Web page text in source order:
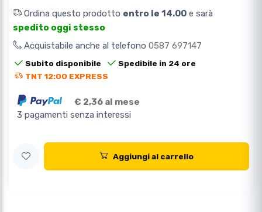
Ordina questo prodotto entro le 14.00 e sarà
spedito oggi stesso
Acquistabile anche al telefono 0587 697147
Subito disponibile
Spedibile in 24 ore
TNT 12:00 EXPRESS
€ 2,36 al mese
3 pagamenti senza interessi
Aggiungi al carrello